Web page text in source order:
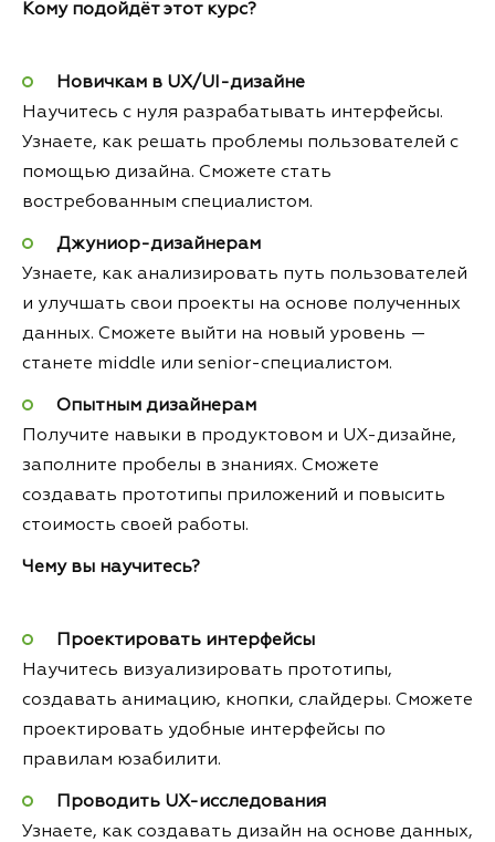
Кому подойдёт этот курс?
Новичкам в UX/UI-дизайне
Научитесь с нуля разрабатывать интерфейсы.
Узнаете, как решать проблемы пользователей с
помощью дизайна. Сможете стать
востребованным специалистом.
Джуниор-дизайнерам
Узнаете, как анализировать путь пользователей
и улучшать свои проекты на основе полученных
данных. Сможете выйти на новый уровень —
станете middle или senior-специалистом.
Опытным дизайнерам
Получите навыки в продуктовом и UX-дизайне,
заполните пробелы в знаниях. Сможете
создавать прототипы приложений и повысить
стоимость своей работы.
Чему вы научитесь?
Проектировать интерфейсы
Научитесь визуализировать прототипы,
создавать анимацию, кнопки, слайдеры. Сможете
проектировать удобные интерфейсы по
правилам юзабилити.
Проводить UX-исследования
Узнаете, как создавать дизайн на основе данных,